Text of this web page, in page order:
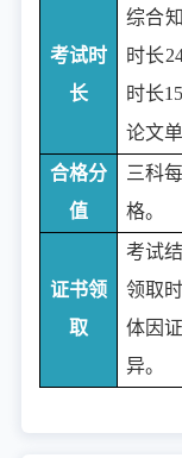
考试时
长
综合
时长
时长
论文
合格分
值
三科
格。
证书领
取
考试
领取
体因
异。